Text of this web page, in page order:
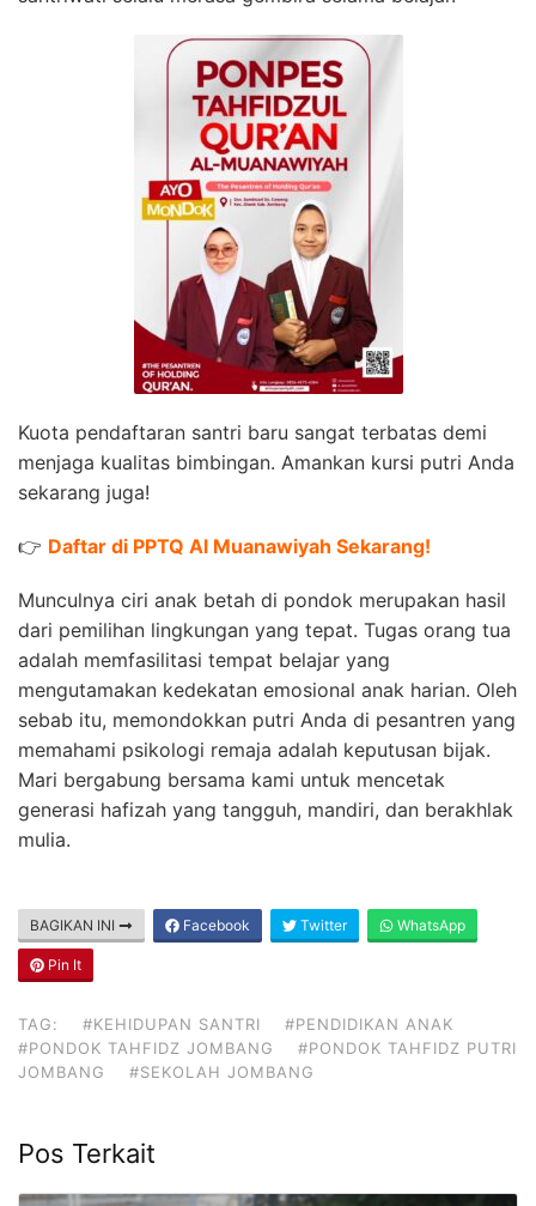
Kuota pendaftaran santri baru sangat terbatas demi
menjaga kualitas bimbingan. Amankan kursi putri Anda
sekarang juga!
👉 Daftar di PPTQ Al Muanawiyah Sekarang!
Munculnya ciri anak betah di pondok merupakan hasil
dari pemilihan lingkungan yang tepat. Tugas orang tua
adalah memfasilitasi tempat belajar yang
mengutamakan kedekatan emosional anak harian. Oleh
sebab itu, memondokkan putri Anda di pesantren yang
memahami psikologi remaja adalah keputusan bijak.
Mari bergabung bersama kami untuk mencetak
generasi hafizah yang tangguh, mandiri, dan berakhlak
mulia.
BAGIKAN INI Facebook Twitter WhatsApp
Pin It
TAG: #KEHIDUPAN SANTRI
#PENDIDIKAN ANAK
#PONDOK TAHFIDZ JOMBANG
#PONDOK TAHFIDZ PUTRI
JOMBANG
#SEKOLAH JOMBANG
Pos Terkait